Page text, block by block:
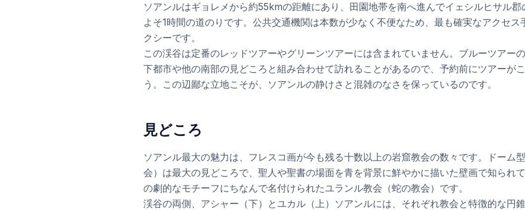
ソアンルはギョレメから約55kmの距離にあり、田園地帯を南へ進んでイェシルヒサル
よそ1時間の道のりです。公共交通機関は本数が少なく不便なため、最も確実なアクセス
クシーです。
この渓谷は定番のレッドツアーやグリーンツアーには含まれていません。ブルーツアー
下都市や他の南部の見どころと組み合わせて訪れることがあるので、予約前にツアーが
う。この辺鄙な立地こそが、ソアンルの静けさと混雑のなさを保っているのです。
見どころ
ソアンル最大の魅力は、フレスコ画が今も残る十数以上の岩窟教会の数々です。ドーム
会）は最大の見どころで、聖人や聖書の場面を青を背景に鮮やかに描いた壁画で知られ
の劇的なモチーフにちなんで名付けられたユランル教会（蛇の教会）です。
渓谷の両側、アシャー（下）とユカル（上）ソアンルには、それぞれ教会と特徴的な円